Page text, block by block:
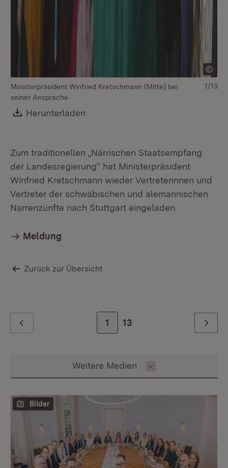
Ministerpräsident Winfried Kretschmann (Mitte) bei
seiner Ansprache
Download:
Herunterladen
1/13
Zum traditionellen „Närrischen Staatsempfang
der Landesregierung“ hat Ministerpräsident
Winfried Kretschmann wieder Vertreterinnen und
Vertreter der schwäbischen und alemannischen
Narrenzünfte nach Stuttgart eingeladen.
Meldung
Zurück zur Übersicht
Zur Seite
1 Zur letzten Seite
13 Weiter
Inhalt auswählen
Weitere Medien
Bilder